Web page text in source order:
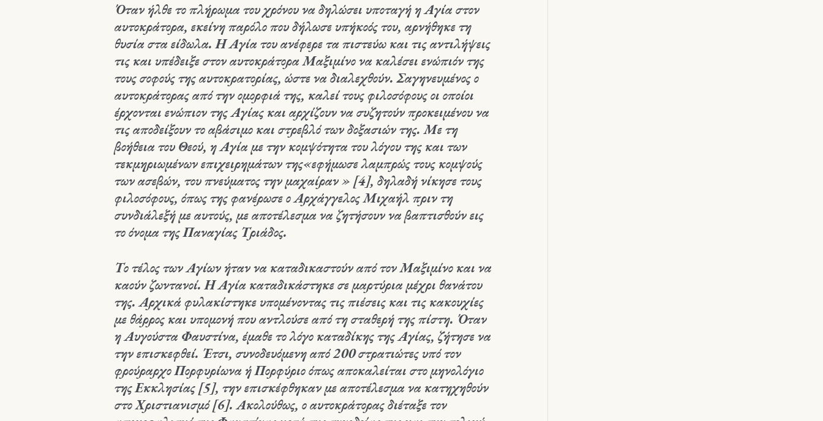
Όταν ήλθε το πλήρωμα του χρόνου να δηλώσει υποταγή η Αγία στον
αυτοκράτορα, εκείνη παρόλο που δήλωσε υπήκοός του, αρνήθηκε τη
θυσία στα είδωλα. Η Αγία του ανέφερε τα πιστεύω και τις αντιλήψεις
τις και υπέδειξε στον αυτοκράτορα Μαξιμίνο να καλέσει ενώπιόν της
τους σοφούς της αυτοκρατορίας, ώστε να διαλεχθούν. Σαγηνευμένος ο
αυτοκράτορας από την ομορφιά της, καλεί τους φιλοσόφους οι οποίοι
έρχονται ενώπιον της Αγίας και αρχίζουν να συζητούν προκειμένου να
τις αποδείξουν το αβάσιμο και στρεβλό των δοξασιών της. Με τη
βοήθεια του Θεού, η Αγία με την κομψότητα του λόγου της και των
τεκμηριωμένων επιχειρημάτων της«εφήμωσε λαμπρώς τους κομψούς
των ασεβών, του πνεύματος την μαχαίραν » [4], δηλαδή νίκησε τους
φιλοσόφους, όπως της φανέρωσε ο Αρχάγγελος Μιχαήλ πριν τη
συνδιάλεξή με αυτούς, με αποτέλεσμα να ζητήσουν να βαπτισθούν εις
το όνομα της Παναγίας Τριάδος.
Το τέλος των Αγίων ήταν να καταδικαστούν από τον Μαξιμίνο και να
καούν ζωντανοί. Η Αγία καταδικάστηκε σε μαρτύρια μέχρι θανάτου
της. Αρχικά φυλακίστηκε υπομένοντας τις πιέσεις και τις κακουχίες
με θάρρος και υπομονή που αντλούσε από τη σταθερή της πίστη. Όταν
η Αυγούστα Φαυστίνα, έμαθε το λόγο καταδίκης της Αγίας, ζήτησε να
την επισκεφθεί. Έτσι, συνοδευόμενη από 200 στρατιώτες υπό τον
φρούραρχο Πορφυρίωνα ή Πορφύριο όπως αποκαλείται στο μηνολόγιο
της Εκκλησίας [5], την επισκέφθηκαν με αποτέλεσμα να κατηχηθούν
στο Χριστιανισμό [6]. Ακολούθως, ο αυτοκράτορας διέταξε τον